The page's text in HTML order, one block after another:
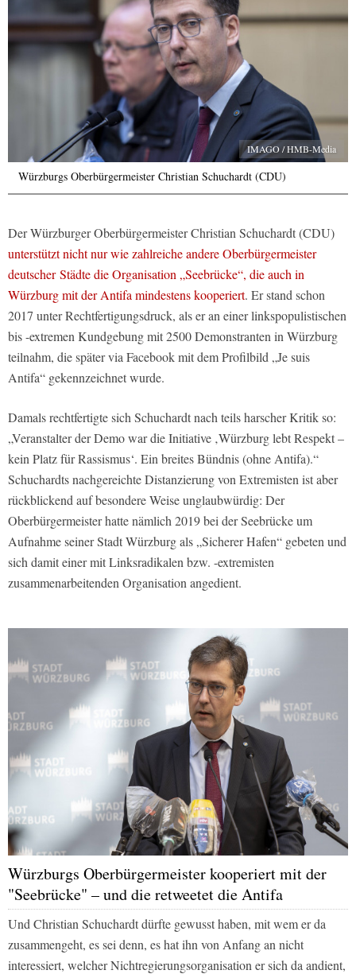
IMAGO / HMB-Media
Würzburgs Oberbürgermeister Christian Schuchardt (CDU)
Der Würzburger Oberbürgermeister Christian Schuchardt (CDU)
unterstützt nicht nur wie zahlreiche andere Oberbürgermeister
deutscher Städte die Organisation „Seebrücke“, die auch in
Würzburg mit der Antifa mindestens kooperiert. Er stand schon
2017 unter Rechtfertigungsdruck, als er an einer linkspopulistischen
bis -extremen Kundgebung mit 2500 Demonstranten in Würzburg
teilnahm, die später via Facebook mit dem Profilbild „Je suis
Antifa“ gekennzeichnet wurde.
Damals rechtfertigte sich Schuchardt nach teils harscher Kritik so:
„Veranstalter der Demo war die Initiative ‚Würzburg lebt Respekt –
kein Platz für Rassismus‘. Ein breites Bündnis (ohne Antifa).“
Schuchardts nachgereichte Distanzierung von Extremisten ist aber
rückblickend auf besondere Weise unglaubwürdig: Der
Oberbürgermeister hatte nämlich 2019 bei der Seebrücke um
Aufnahme seiner Stadt Würzburg als „Sicherer Hafen“ gebeten und
sich damit einer mit Linksradikalen bzw. -extremisten
zusammenarbeitenden Organisation angedient.
Würzburgs Oberbürgermeister kooperiert mit der
"Seebrücke" – und die retweetet die Antifa
Und Christian Schuchardt dürfte gewusst haben, mit wem er da
zusammengeht, es sei denn, es hat ihn von Anfang an nicht
interessiert, welcher Nichtregierungsorganisation er sich da andient,